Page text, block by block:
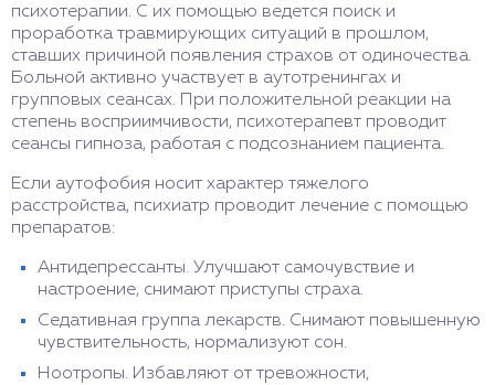
психотерапии. С их помощью ведется поиск и
проработка травмирующих ситуаций в прошлом,
ставших причиной появления страхов от одиночества.
Больной активно участвует в аутотренингах и
групповых сеансах. При положительной реакции на
степень восприимчивости, психотерапевт проводит
сеансы гипноза, работая с подсознанием пациента.
Если аутофобия носит характер тяжелого
расстройства, психиатр проводит лечение с помощью
препаратов:
Антидепрессанты. Улучшают самочувствие и
настроение, снимают приступы страха.
Седативная группа лекарств. Снимают повышенную
чувствительность, нормализуют сон.
Ноотропы. Избавляют от тревожности,